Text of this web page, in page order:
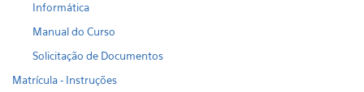
Informática
Manual do Curso
Solicitação de Documentos
Matrícula - Instruções